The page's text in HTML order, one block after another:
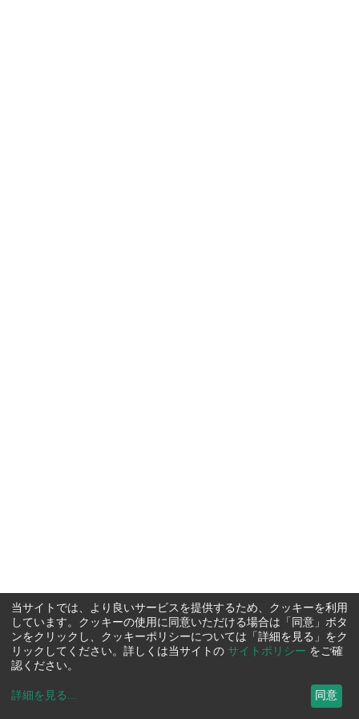
当サイトでは、より良いサービスを提供するため、クッキーを利用
しています。クッキーの使用に同意いただける場合は「同意」ボタ
ンをクリックし、クッキーポリシーについては「詳細を見る」をク
リックしてください。詳しくは当サイトの サイトポリシー をご確
認ください。
詳細を見る ... 同意